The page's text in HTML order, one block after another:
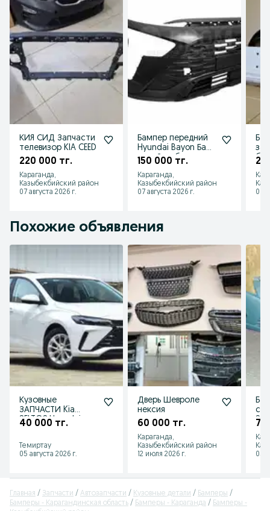
КИЯ СИД Запчасти
телевизор KIA CEED
220 000 тг.
Караганда,
Казыбекбийский район
07 августа 2026 г.
Бампер передний
Hyundai Bayon Баен
новый в сборе
150 000 тг.
Караганда,
Казыбекбийский район
07 августа 2026 г.
06
Похожие объявления
Кузовные
ЗАПЧАСТИ Kia
SELTOS,Hyundai
ELANTRA, Chevrolet
40 000 тг.
Темиртау
05 августа 2026 г.
Дверь Шевроле
нексия
60 000 тг.
Караганда,
Казыбекбийский район
12 июля 2026 г.
70
05
Главная Запчасти Автозапчасти Кузовные детали
Бамперы
Бамперы - Карагандинская область
Бамперы - Караганда
Бамперы -